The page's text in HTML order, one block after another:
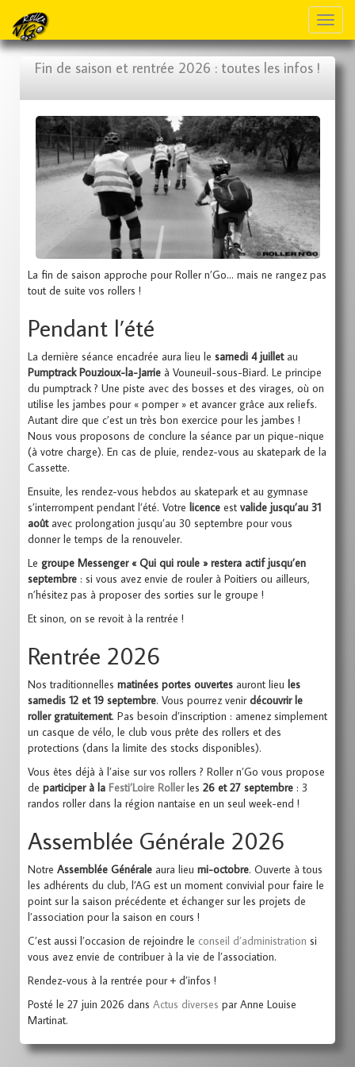
Fin de saison et rentrée 2026 : toutes les infos !
La fin de saison approche pour Roller n’Go… mais ne rangez pas
tout de suite vos rollers !
Pendant l’été
La dernière séance encadrée aura lieu le samedi 4 juilletau
Pumptrack Pouzioux-la-Jarrie à Vouneuil-sous-Biard. Le principe
du pumptrack ? Une piste avec des bosses et des virages, où on
utilise les jambes pour « pomper » et avancer grâce aux reliefs.
Autant dire que c’est un très bon exercice pour les jambes !
Nous vous proposons de conclure la séance par un pique-nique
(à votre charge). En cas de pluie, rendez-vous au skatepark de la
Cassette.
Ensuite, les rendez-vous hebdos au skatepark et au gymnase
s’interrompent pendant l’été. Votre licence est valide jusqu’au 31
aoûtavec prolongation jusqu’au 30 septembre pour vous
donner le temps de la renouveler.
Le groupe Messenger « Qui qui roule » restera actif jusqu’en
septembre : si vous avez envie de rouler à Poitiers ou ailleurs,
n’hésitez pas à proposer des sorties sur le groupe !
Et sinon, on se revoit à la rentrée !
Rentrée 2026
Nos traditionnelles matinées portes ouvertes auront lieu les
samedis 12 et 19 septembre. Vous pourrez venirdécouvrir le
roller gratuitement. Pas besoin d’inscription : amenez simplement
un casque de vélo, le club vous prête des rollers et des
protections (dans la limite des stocks disponibles).
Vous êtes déjà à l’aise sur vos rollers ? Roller n’Go vous propose
de participer à la Festi’Loire Rollerles 26 et 27 septembre : 3
randos roller dans la région nantaise en un seul week-end !
Assemblée Générale 2026
Notre Assemblée Générale aura lieu mi-octobre. Ouverte à tous
les adhérents du club, l’AG est un moment convivial pour faire le
point sur la saison précédente et échanger sur les projets de
l’association pour la saison en cours !
C’est aussi l’occasion de rejoindre le conseil d’administration si
vous avez envie de contribuer à la vie de l’association.
Rendez-vous à la rentrée pour + d’infos !
Posté le 27 juin 2026 dans Actus diverses par Anne Louise
Martinat.